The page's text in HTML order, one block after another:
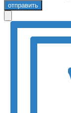
отправить